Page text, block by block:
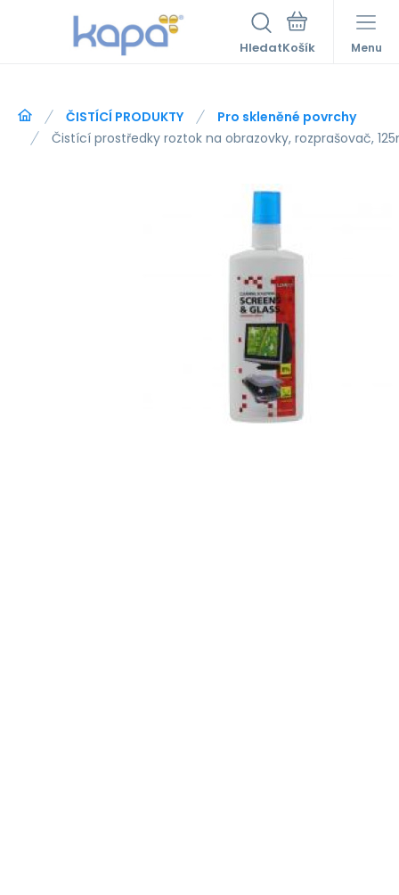
Hledat Menu
ČISTÍCÍ PRODUKTY
Pro skleněné povrchy
Čistící prostředky roztok na obrazovky, rozprašovač,